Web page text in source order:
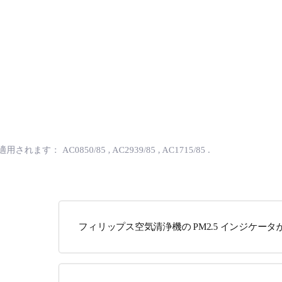
用されます： AC0850/85 , AC2939/85 , AC1715/85 .
フィリップス空気清浄機の PM2.5 インジケータ